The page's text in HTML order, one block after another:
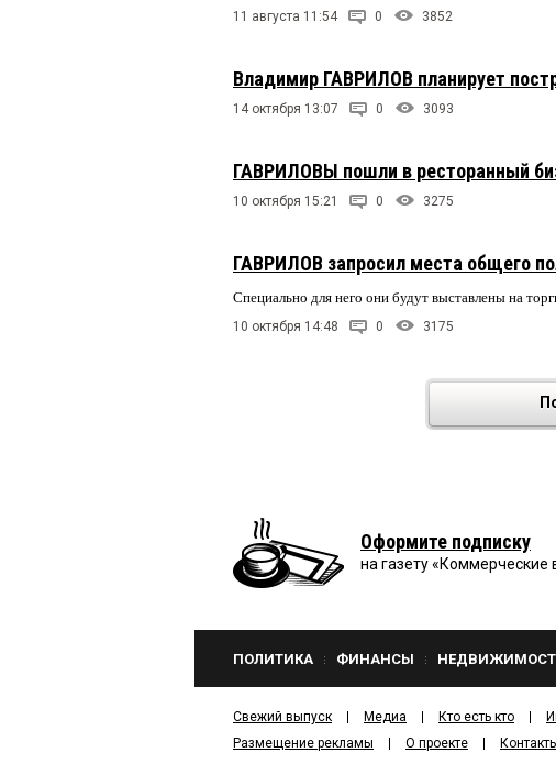
11 августа 11:54 0 3852
Владимир ГАВРИЛОВ планирует
14 октября 13:07 0 3093
ГАВРИЛОВЫ пошли в ресторанный
10 октября 15:21 0 3275
ГАВРИЛОВ запросил места общего
Специально для него они будут выставлены на
10 октября 14:48 0 3175
Оформите подписку
на газету «Коммерческие
ПОЛИТИКА ФИНАНСЫ
Свежий выпуск Медиа Кто есть кто
Размещение рекламы
О проекте